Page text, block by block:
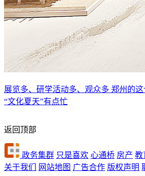
展览多、研学活动多、观众多 郑州的这
“文化夏天”有点忙
返回顶部
政务集群 只是喜欢 心通桥 房产 教
关于我们
网站地图 广告合作 版权声明